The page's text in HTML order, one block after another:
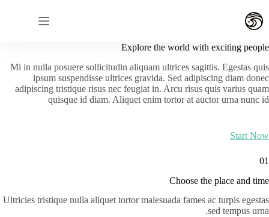
إلى
المحتوى
Explore the world with exciting people
Mi in nulla posuere sollicitudin aliquam ultrices sagittis. Egestas quis
ipsum suspendisse ultrices gravida. Sed adipiscing diam donec
adipiscing tristique risus nec feugiat in. Arcu risus quis varius quam
quisque id diam. Aliquet enim tortor at auctor urna nunc id
Start Now
01
Choose the place and time
Ultricies tristique nulla aliquet tortor malesuada fames ac turpis egestas
sed tempus urna.